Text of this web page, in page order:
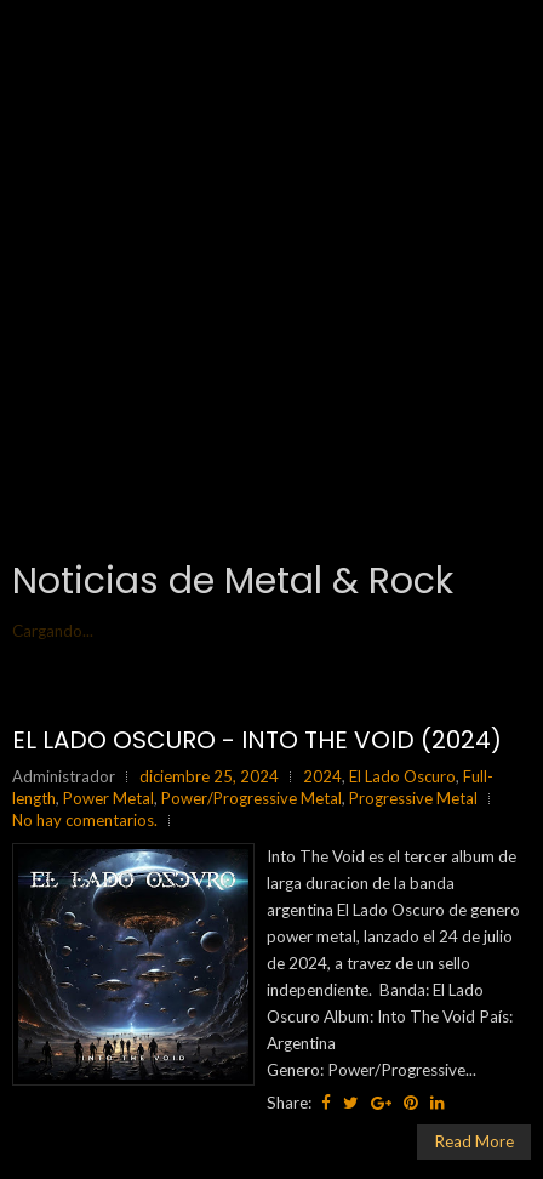
Noticias de Metal & Rock
Cargando...
EL LADO OSCURO - INTO THE VOID (2024)
Administrador diciembre 25, 2024 2024, El Lado Oscuro, Full-
length, Power Metal, Power/Progressive Metal, Progressive Metal
No hay comentarios.
Into The Void es el tercer album de
larga duracion de la banda
argentina El Lado Oscuro de genero
power metal, lanzado el 24 de julio
de 2024, a travez de un sello
independiente. Banda: El Lado
Oscuro Album: Into The Void País:
Argentina
Genero: Power/Progressive...
Share:
Read More